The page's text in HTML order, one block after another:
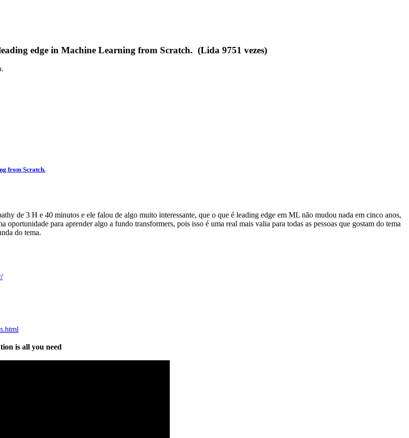
edge in Machine Learning from Scratch. (Lida 9751 vezes)
from Scratch.
de 3 H e 40 minutos e ele falou de algo muito interessante, que o que é leading edge em ML não mudou nada em cinco anos,
oportunidade para aprender algo a fundo transformers, pois isso é uma real mais valia para todas as pessoas que gostam do tema
do tema.
is all you need